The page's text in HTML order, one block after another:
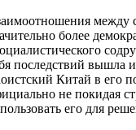
между
более
последствий вышла
Китай в его
не покидая
его для